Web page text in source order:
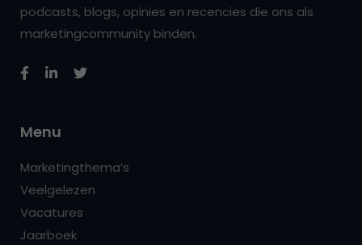
podcasts, blogs, opinies en recencies die ons als
marketingcommunity binden.
Menu
Marketingthema’s
Veelgelezen
Vacatures
Jaarboek